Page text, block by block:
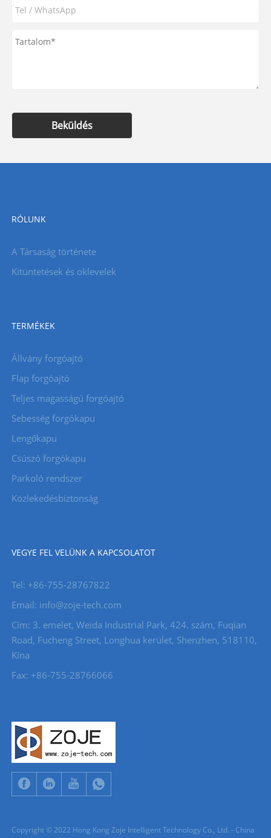
Beküldés
RÓLUNK
A Társaság története
Kitüntetések és oklevelek
TERMÉKEK
Állvány forgóajtó
Flap forgóajtó
Teljes magasságú forgóajtó
Sebesség forgókapu
Lengőkapu
Csúszó forgókapu
Parkoló rendszer
Közlekedésbiztonság
VEGYE FEL VELÜNK A KAPCSOLATOT
Tel: +86-755-28767822
Email: info@zoje-tech.com
Cím: 3. emelet, Weida Industrial Park, 424. szám, Fuqian
Road, Fucheng Street, Longhua kerület, Shenzhen, 518110,
Kína
Fax: +86-755-28766066
Copyright © 2022 Hong Kong Zoje Intelligent Technology Co., Ltd. - China